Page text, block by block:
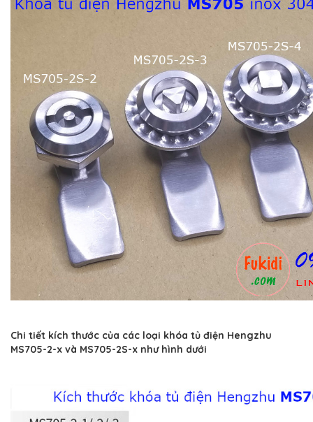
Chi tiết kích thước của các loại khóa tủ điện Hengzhu
MS705-2-x và MS705-2S-x như hình dưới